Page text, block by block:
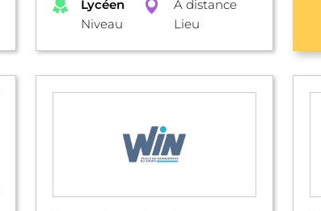
Lycéen
Niveau
A distance
Lieu